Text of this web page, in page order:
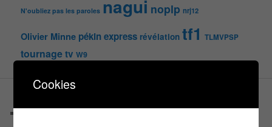
N'oubliez pas les paroles nagui noplp nrj12
Olivier Minne pékin express révélation tf1 TLMVPSP
tournagetv W9
Cookies